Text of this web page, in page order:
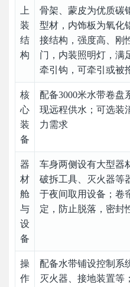
上
装
结
构
骨架、蒙皮为优质碳
型材，内饰板为氧化
接结构，强度高、刚
门，内装照明灯，满
牵引钩，可牵引或被
核
心
装
备
配备3000米水带卷盘
现远程供水；可选装
力需求
器
材
舱
与
设
备
车身两侧设有大型器
破拆工具、灭火器等
于夜间取用设备；卷
定，防止脱落，密封
操
作
配备水带铺设控制系
灭火器、接地装置等